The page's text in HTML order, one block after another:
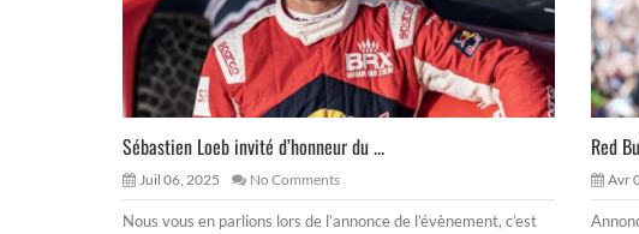
Sébastien Loeb invité d’honneur du ...
Juil 06, 2025 No Comments
Nous vous en parlions lors de l’annonce de l’évènement, c’est
Red
Avr